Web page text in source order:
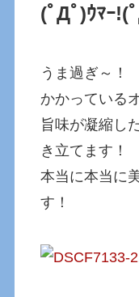
(ﾟДﾟ)ｳﾏｰ!(
うま過ぎ～！
かかっている
旨味が凝縮し
き立てます！
本当に本当に
す！